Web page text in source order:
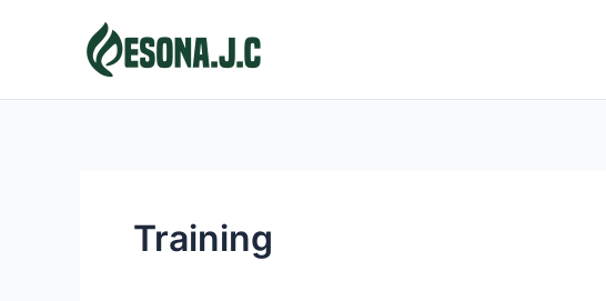
Training